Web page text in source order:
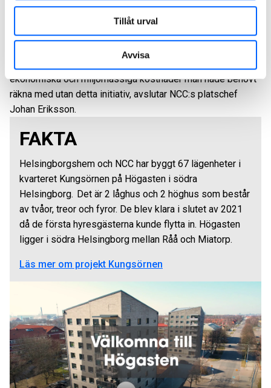
Tillåt urval
Avvisa
kostnadseffektivt sätt, vilket är ett stort steg på vägen mot
ekonomiska och miljömässiga kostnader man hade behövt
räkna med utan detta initiativ, avslutar NCC:s platschef
Johan Eriksson.
FAKTA
Helsingborgshem och NCC har byggt 67 lägenheter i
kvarteret Kungsörnen på Högasten i södra
Helsingborg. Det är 2 låghus och 2 höghus som består
av tvåor, treor och fyror. De blev klara i slutet av 2021
då de första hyresgästerna kunde flytta in. Högasten
ligger i södra Helsingborg mellan Råå och Miatorp.
Läs mer om projekt Kungsörnen